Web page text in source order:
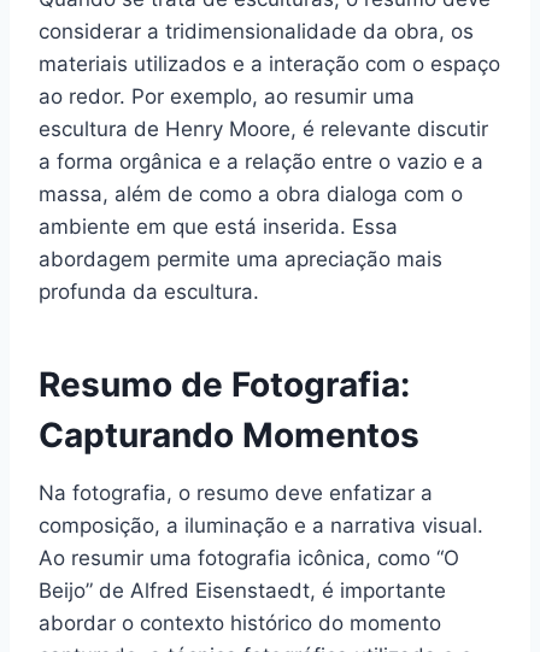
considerar a tridimensionalidade da obra, os
materiais utilizados e a interação com o espaço
ao redor. Por exemplo, ao resumir uma
escultura de Henry Moore, é relevante discutir
a forma orgânica e a relação entre o vazio e a
massa, além de como a obra dialoga com o
ambiente em que está inserida. Essa
abordagem permite uma apreciação mais
profunda da escultura.
Resumo de Fotografia:
Capturando Momentos
Na fotografia, o resumo deve enfatizar a
composição, a iluminação e a narrativa visual.
Ao resumir uma fotografia icônica, como “O
Beijo” de Alfred Eisenstaedt, é importante
abordar o contexto histórico do momento